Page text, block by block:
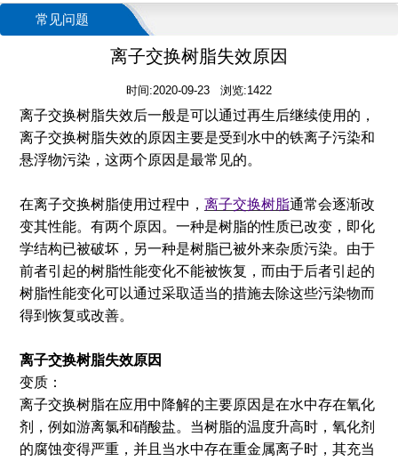
常见问题
离子交换树脂失效原因
时间:2020-09-23 浏览:1422
离子交换树脂失效后一般是可以通过再生后继续使用的，
离子交换树脂失效的原因主要是受到水中的铁离子污染和
悬浮物污染，这两个原因是最常见的。
在离子交换树脂使用过程中， 离子交换树脂通常会逐渐改
变其性能。有两个原因。一种是树脂的性质已改变，即化
学结构已被破坏，另一种是树脂已被外来杂质污染。由于
前者引起的树脂性能变化不能被恢复，而由于后者引起的
树脂性能变化可以通过采取适当的措施去除这些污染物而
得到恢复或改善。
离子交换树脂失效原因
变质：
离子交换树脂在应用中降解的主要原因是在水中存在氧化
剂，例如游离氯和硝酸盐。当树脂的温度升高时，氧化剂
的腐蚀变得严重，并且当水中存在重金属离子时，其充当